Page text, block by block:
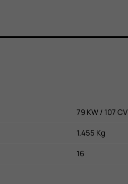
79 KW / 107 CV
1.455 Kg
16